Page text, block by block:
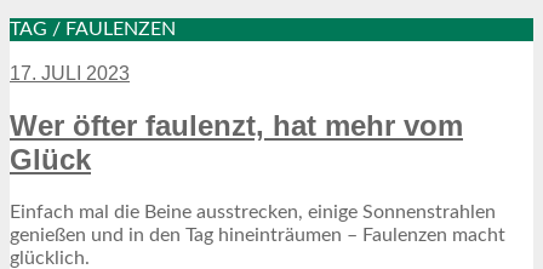
TAG / FAULENZEN
17. JULI 2023
Wer öfter faulenzt, hat mehr vom
Glück
Einfach mal die Beine ausstrecken, einige Sonnenstrahlen
genießen und in den Tag hineinträumen – Faulenzen macht
glücklich.